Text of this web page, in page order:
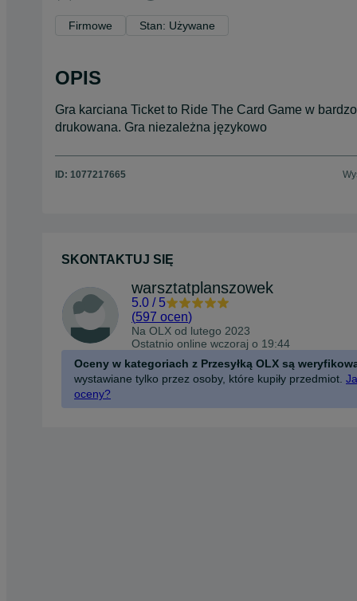
Firmowe Stan: Używane
OPIS
Gra karciana Ticket to Ride The Card Game w
drukowana. Gra niezależna językowo
ID: 1077217665
SKONTAKTUJ SIĘ
warsztatplanszowek
5.0 / 5
(597 ocen)
Na OLX od lutego 2023
Ostatnio online wczoraj o 19:44
Oceny w kategoriach z Przesyłką OLX są
wystawiane tylko przez osoby, które kupiły przedmiot.
oceny?